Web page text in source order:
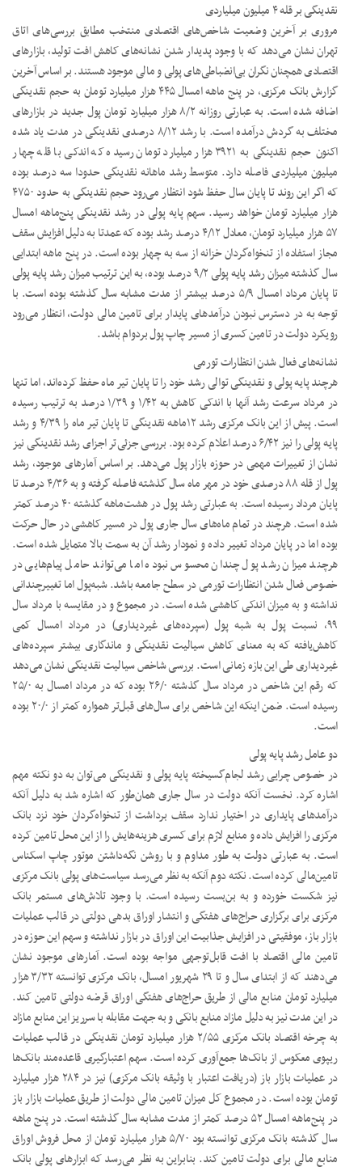
نقدینگی بر قله ۴ میلیون میلیاردی
مروری بر آخرین وضعیت شاخص‌های اقتصادی منتخب مطابق بررسی‌های اتاق
تهران نشان می‌دهد که با وجود پدیدار شدن نشانه‌های کاهش افت تولید، بازارهای
اقتصادی همچنان نگران بی‌انضباطی‌های پولی و مالی موجود هستند. بر اساس آخرین
گزارش بانک مرکزی، در پنج ماهه امسال ۴۴۵ هزار میلیارد تومان به حجم نقدینگی
اضافه شده است. به عبارتی روزانه ۸/۲ هزار میلیارد تومان پول جدید در بازارهای
مختلف به گردش درآمده است. با رشد ۸/۱۲ درصدی نقدینگی در مدت یاد شده
اکنون حجم نقدینگی به ۳۹۲۱ هزار میلیارد تومان رسیده که اندکی با قله چهار
میلیون میلیاردی فاصله دارد. متوسط رشد ماهانه نقدینگی حدودا سه درصد بوده
که اگر این روند تا پایان سال حفظ شود انتظار می‌رود حجم نقدینگی به حدود ۴۷۵۰
هزار میلیارد تومان خواهد رسید. سهم پایه پولی در رشد نقدینگی پنج‌ماهه امسال
۵۷ هزار میلیارد تومان، معادل ۴/۱۲ درصد رشد بوده که عمدتا به دلیل افزایش سقف
مجاز استفاده از تنخواه‌گردان خزانه از سه به چهار بوده است. در پنج ماهه ابتدایی
سال گذشته میزان رشد پایه پولی ۹/۲ درصد بوده، به این ترتیب میزان رشد پایه پولی
تا پایان مرداد امسال ۵/۹ درصد بیشتر از مدت مشابه سال گذشته بوده است. با
توجه به در دسترس نبودن درآمدهای پایدار برای تامین مالی دولت، انتظار می‌رود
رویکرد دولت در تامین کسری از مسیر چاپ پول بردوام باشد.
نشانه‌های فعال شدن انتظارات تورمی
هرچند پایه پولی و نقدینگی توالی رشد خود را تا پایان تیر ماه حفظ کرده‌اند، اما تنها
در مرداد سرعت رشد آنها با اندکی کاهش به ۱/۴۲ و ۱/۳۹ درصد به ترتیب رسیده
است. پیش از این بانک مرکزی رشد ۱۲ماهه نقدینگی تا پایان تیر ماه را ۴/۳۹ و رشد
پایه پولی را نیز ۶/۴۲ درصد اعلام کرده بود. بررسی جزئی‌تر اجزای رشد نقدینگی نیز
نشان از تغییرات مهمی در حوزه بازار پول می‌دهد. بر اساس آمارهای موجود، رشد
پول از قله ۸۸ درصدی خود در مهر ماه سال گذشته فاصله گرفته و به ۴/۳۶ درصد تا
پایان مرداد رسیده است. به عبارتی رشد پول در هشت‌ماهه گذشته ۴۰ درصد کمتر
شده است. هرچند در تمام ماه‌های سال جاری پول در مسیر کاهشی در حال حرکت
بوده اما در پایان مرداد تغییر داده و نمودار رشد آن به سمت بالا متمایل شده است.
هرچند میزان رشد پول چندان محسوس نبوده اما می‌تواند حامل پیام‌هایی در
خصوص فعال شدن انتظارات تورمی در سطح جامعه باشد. شبه‌پول اما تغییرچندانی
نداشته و به میزان اندکی کاهشی شده است. در مجموع و در مقایسه با مرداد سال
۹۹، نسبت پول به شبه پول (سپرده‌های غیردیداری) در مرداد امسال کمی
کاهش‌یافته که به معنای کاهش سیالیت نقدینگی و ماندگاری بیشتر سپرده‌های
غیردیداری طی این بازه زمانی است. بررسی شاخص سیالیت نقدینگی نشان می‌دهد
که رقم این شاخص در مرداد سال گذشته ۲۶/۰ بوده که در مرداد امسال به ۲۵/۰
رسیده است. ضمن اینکه این شاخص برای سال‌های قبل‌تر همواره کمتر از ۲۰/۰ بوده
است.
دو عامل رشد پایه پولی
در خصوص چرایی رشد لجام‌گسیخته پایه پولی و نقدینگی می‌توان به دو نکته مهم
اشاره کرد. نخست آنکه دولت در سال جاری همان‌طور که اشاره شد به دلیل آنکه
درآمدهای پایداری در اختیار ندارد سقف برداشت از تنخواه‌گردان خود نزد بانک
مرکزی را افزایش داده و منابع لازم برای کسری هزینه‌هایش را از این محل تامین کرده
است. به عبارتی دولت به طور مداوم و با روشن نگه‌داشتن موتور چاپ اسکناس
تامین‌مالی کرده است. نکته دوم آنکه به نظر می‌رسد سیاست‌های پولی بانک مرکزی
نیز شکست خورده و به بن‌بست رسیده است. با وجود تلاش‌های مستمر بانک
مرکزی برای برگزاری حراج‌های هفتگی و انتشار اوراق بدهی دولتی در قالب عملیات
بازار باز، موفقیتی در افزایش جذابیت این اوراق در بازار نداشته و سهم این حوزه در
تامین مالی اقتصاد با افت قابل‌توجهی مواجه بوده است. آمارهای موجود نشان
می‌دهند که از ابتدای سال و تا ۲۹ شهریور امسال، بانک مرکزی توانسته ۳/۳۲ هزار
میلیارد تومان منابع مالی از طریق حراج‌های هفتگی اوراق قرضه دولتی تامین کند.
در این مدت نیز به دلیل مازاد منابع بانکی و به جهت مقابله با سرریز این منابع مازاد
به چرخه اقتصاد بانک مرکزی ۲/۵۵ هزار میلیارد تومان نقدینگی در قالب عملیات
ریپوی معکوس از بانک‌ها جمع‌آوری کرده است. سهم اعتبارگیری قاعده‌مند بانک‌ها
در عملیات بازار باز (دریافت اعتبار با وثیقه بانک مرکزی) نیز در ۲۸۴ هزار میلیارد
تومان بوده است. در مجموع کل میزان تامین مالی دولت از طریق عملیات بازار باز
در پنج‌ماهه امسال ۵۲ درصد کمتر از مدت مشابه سال گذشته است. در پنج ماهه
سال گذشته بانک مرکزی توانسته بود ۵/۷۰ هزار میلیارد تومان از محل فروش اوراق
منابع مالی برای دولت تامین کند. بنابراین به نظر می‌رسد که ابزارهای پولی بانک